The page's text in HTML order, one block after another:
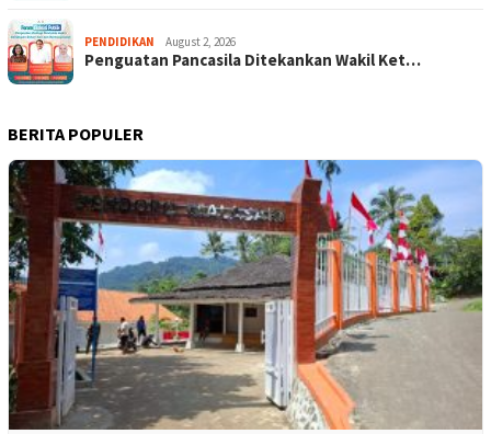
PENDIDIKAN August 2, 2026
Penguatan Pancasila Ditekankan Wakil Ket…
BERITA POPULER